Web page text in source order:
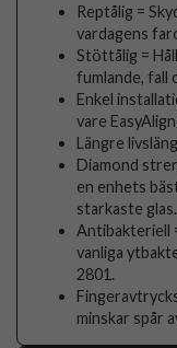
Reptålig =
vardagens
Stöttålig =
fumlande, fall
Enkel
vare
Längre
Diamond
en enhets
starkaste glas.
Antibakteriell
vanliga
2801.
minskar spår